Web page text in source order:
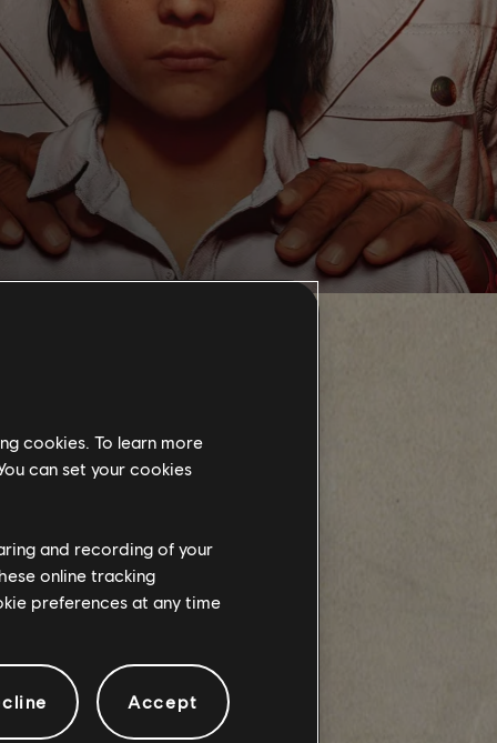
cookies. To learn more
can set your cookies
and recording of your
online tracking
preferences at any time
Accept